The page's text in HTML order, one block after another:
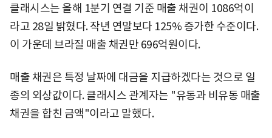
클래시스는 올해 1분기 연결 기준 매출 채권이 1086억이
라고 28일 밝혔다. 작년 연말보다 125% 증가한 수준이다.
이 가운데 브라질 매출 채권만 696억원이다.
매출 채권은 특정 날짜에 대금을 지급하겠다는 것으로 일
종의 외상값이다. 클래시스 관계자는 "유동과 비유동 매출
채권을 합친 금액"이라고 말했다.